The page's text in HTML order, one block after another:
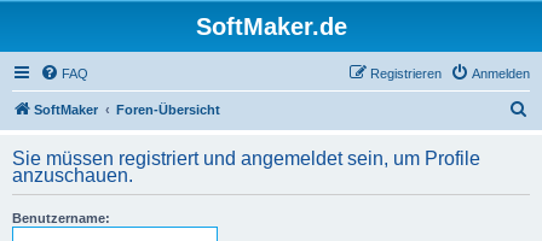
SoftMaker.de
FAQ Anmelden
Registrieren
SoftMaker Foren-Übersicht
h
Sie müssen registriert und angemeldet sein, um Profile
anzuschauen.
Benutzername: